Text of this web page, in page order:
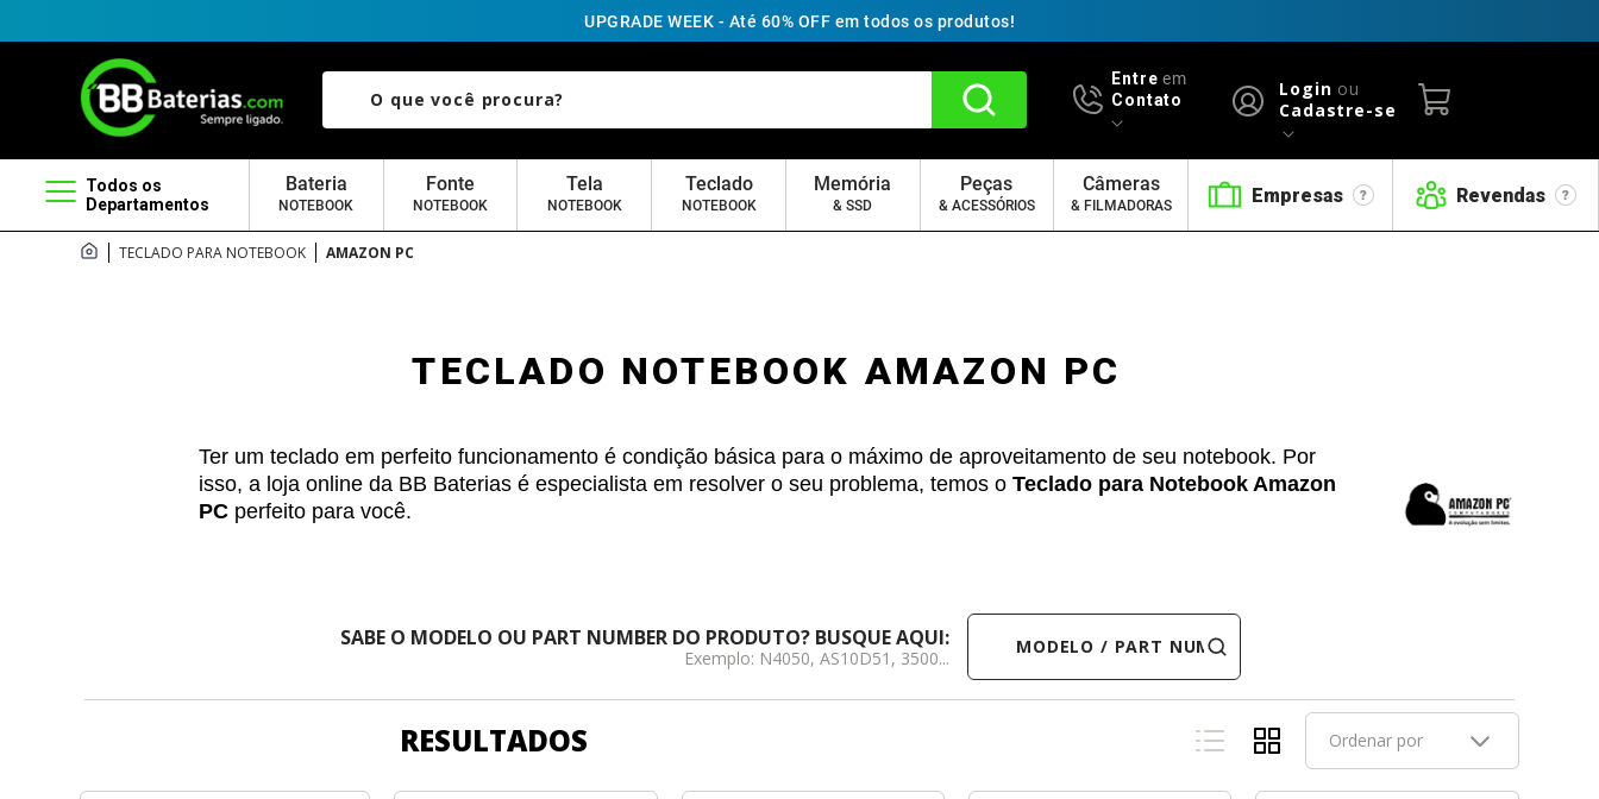
UPGRADE WEEK - Até 60% OFF em todos os produtos!
O que você procura? Entre em
Contato
Login ou
Cadastre-se
Todos os
Departamentos
Bateria
NOTEBOOK
Fonte
NOTEBOOK
Tela
NOTEBOOK
Teclado
NOTEBOOK
Memória
& SSD
Peças
& ACESSÓRIOS
Câmeras
& FILMADORAS Empresas Revendas
TECLADO PARA NOTEBOOK AMAZON PC
TECLADO NOTEBOOK AMAZON PC
Ter um teclado em perfeito funcionamento é condição básica para o máximo de aproveitamento de seu notebook. Por
isso, a loja online da BB Baterias é especialista em resolver o seu problema, temos o Teclado para Notebook Amazon
PCperfeito para você.
SABE O MODELO OU PART NUMBER DO PRODUTO? BUSQUE AQUI:
Exemplo: N4050, AS10D51, 3500...
MODELO / PART NUMBER
RESULTADOS Ordenar por